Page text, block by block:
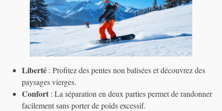
Liberté : Profitez des pentes non balisées et découvrez des
paysages vierges.
Confort : La séparation en deux parties permet de randonner
facilement sans porter de poids excessif.